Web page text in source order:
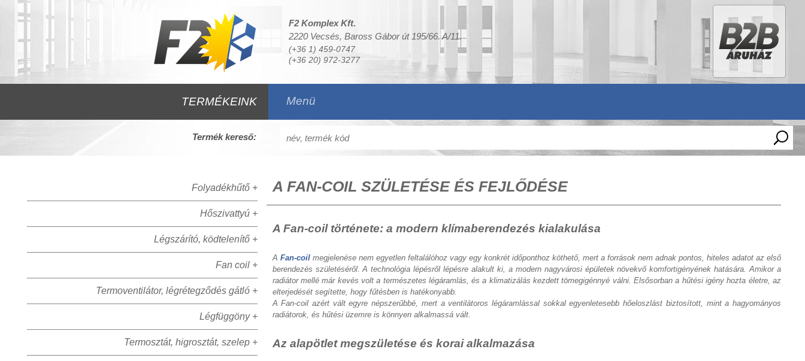
F2 Komplex Kft.
2220 Vecsés, Baross Gábor út 195/66. A/11.
(+36 1) 459-0747
(+36 20) 972-3277
TERMÉKEINK Menü
Termék kereső:
Folyadékhűtő +
Hőszivattyú +
Légszárító, ködtelenítő +
Fan coil +
Termoventilátor, légrétegződés gátló +
Légfüggöny +
Termosztát, higrosztát, szelep +
A FAN-COIL SZÜLETÉSE ÉS FEJLŐDÉSE
A Fan-coil története: a modern klímaberendezés kialakulása
A Fan-coilmegjelenése nem egyetlen feltalálóhoz vagy egy konkrét időponthoz köthető, mert a források nem adnak pontos, hiteles adatot az első
berendezés születéséről. A technológia lépésről lépésre alakult ki, a modern nagyvárosi épületek növekvő komfortigényének hatására. Amikor a
radiátor mellé már kevés volt a természetes légáramlás, és a klimatizálás kezdett tömegigénnyé válni. Elsősorban a hűtési igény hozta életre, az
elterjedését segítette, hogy fűtésben is hatékonyabb.
A Fan-coil azért vált egyre népszerűbbé, mert a ventilátoros légáramlással sokkal egyenletesebb hőeloszlást biztosított, mint a hagyományos
radiátorok, és hűtési üzemre is könnyen alkalmassá vált.
Az alapötlet megszületése és korai alkalmazása